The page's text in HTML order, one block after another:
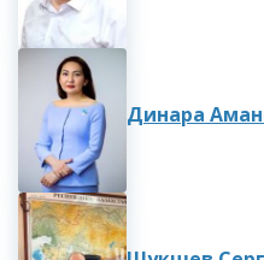
Динара